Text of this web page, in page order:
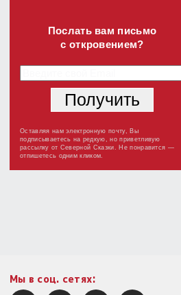
Послать вам письмо
с откровением?
Оставляя нам электронную почту, Вы
подписываетесь на редкую, но приветливую
рассылку от Северной Сказки. Не понравится —
отпишетесь одним кликом.
Мы в соц. сетях: